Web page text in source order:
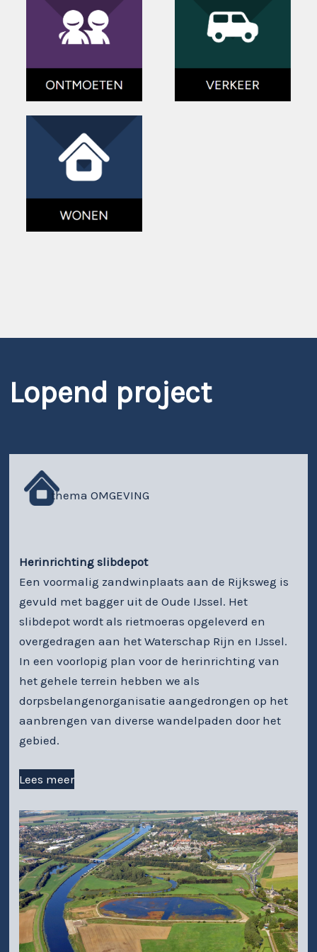
Lopend project
thema OMGEVING
Herinrichting slibdepot
Een voormalig zandwinplaats aan de Rijksweg is
gevuld met bagger uit de Oude IJssel. Het
slibdepot wordt als rietmoeras opgeleverd en
overgedragen aan het Waterschap Rijn en IJssel.
In een voorlopig plan voor de herinrichting van
het gehele terrein hebben we als
dorpsbelangenorganisatie aangedrongen op het
aanbrengen van diverse wandelpaden door het
gebied.
Lees meer